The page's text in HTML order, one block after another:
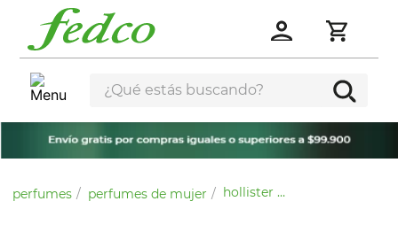
¿Qué estás buscando?
perfumes perfumes de mujer hollister canyon escape women edp 100ml